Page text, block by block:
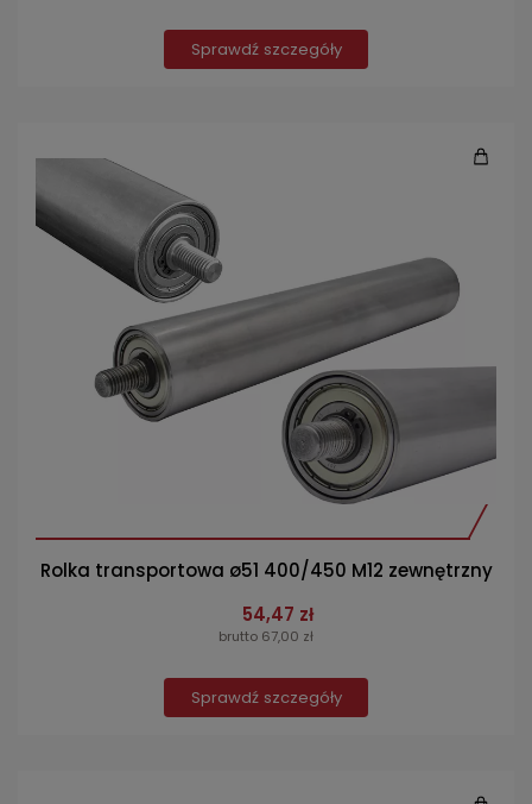
Sprawdź szczegóły
Rolka transportowa ø51 400/450 M12 zewnętrzny
54,47 zł
brutto 67,00 zł
Sprawdź szczegóły